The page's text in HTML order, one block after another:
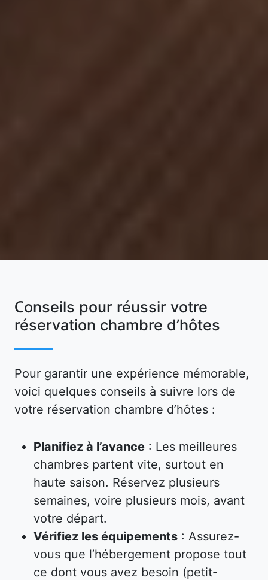
Conseils pour réussir votre
réservation chambre d’hôtes
Pour garantir une expérience mémorable,
voici quelques conseils à suivre lors de
votre réservation chambre d’hôtes :
Planifiez à l’avance : Les meilleures
chambres partent vite, surtout en
haute saison. Réservez plusieurs
semaines, voire plusieurs mois, avant
votre départ.
Vérifiez les équipements : Assurez-
vous que l’hébergement propose tout
ce dont vous avez besoin (petit-